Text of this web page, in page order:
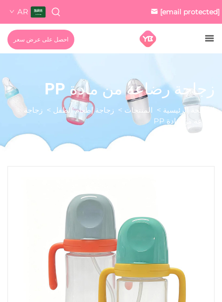
[email protected]
AR
احصل على عرض سعر
زجاجة رضاعة من مادة PP
الصفحة الرئيسية > المنتجات > زجاجة إطعام الطفل > زجاجة
رضاعة من مادة PP